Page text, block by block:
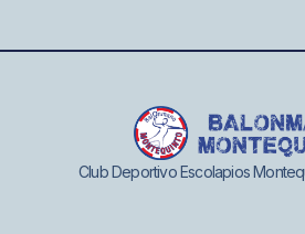
Club Deportivo Escolapios